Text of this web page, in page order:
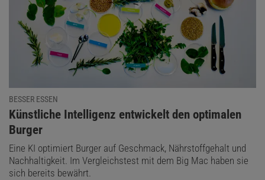
BESSER ESSEN
:
Künstliche Intelligenz entwickelt den optimalen
Burger
Eine KI optimiert Burger auf Geschmack, Nährstoffgehalt und
Nachhaltigkeit. Im Vergleichstest mit dem Big Mac haben sie
sich bereits bewährt.